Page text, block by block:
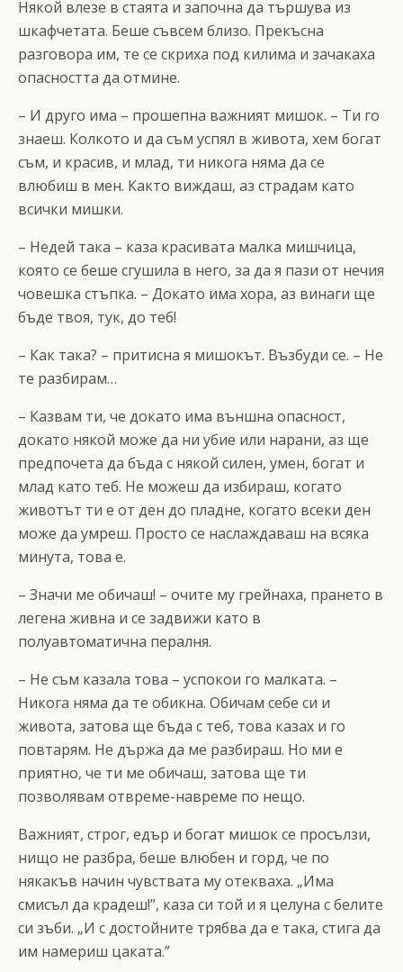
Някой влезе в стаята и започна да тършува из
шкафчетата. Беше съвсем близо. Прекъсна
разговора им, те се скриха под килима и зачакаха
опасността да отмине.
– И друго има – прошепна важният мишок. – Ти го
знаеш. Колкото и да съм успял в живота, хем богат
съм, и красив, и млад, ти никога няма да се
влюбиш в мен. Както виждаш, аз страдам като
всички мишки.
– Недей така – каза красивата малка мишчица,
която се беше сгушила в него, за да я пази от нечия
човешка стъпка. – Докато има хора, аз винаги ще
бъде твоя, тук, до теб!
– Как така? – притисна я мишокът. Възбуди се. – Не
те разбирам…
– Казвам ти, че докато има външна опасност,
докато някой може да ни убие или нарани, аз ще
предпочета да бъда с някой силен, умен, богат и
млад като теб. Не можеш да избираш, когато
животът ти е от ден до пладне, когато всеки ден
може да умреш. Просто се наслаждаваш на всяка
минута, това е.
– Значи ме обичаш! – очите му грейнаха, прането в
легена живна и се задвижи като в
полуавтоматична пералня.
– Не съм казала това – успокои го малката. –
Никога няма да те обикна. Обичам себе си и
живота, затова ще бъда с теб, това казах и го
повтарям. Не държа да ме разбираш. Но ми е
приятно, че ти ме обичаш, затова ще ти
позволявам отвреме-навреме по нещо.
Важният, строг, едър и богат мишок се просълзи,
нищо не разбра, беше влюбен и горд, че по
някакъв начин чувствата му отекваха. „Има
смисъл да крадеш!”, каза си той и я целуна с белите
си зъби. „И с достойните трябва да е така, стига да
им намериш цаката.”